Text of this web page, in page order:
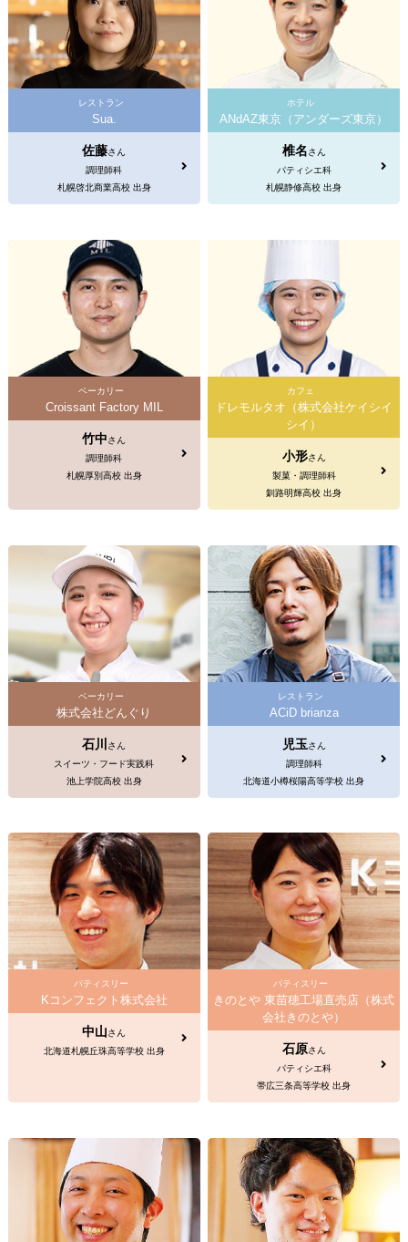
レストラン
Sua.
佐藤さん
調理師科
札幌啓北商業高校 出身
ホテル
ANdAZ東京（アンダーズ東京）
椎名さん
パティシエ科
札幌静修高校 出身
ベーカリー
Croissant Factory MIL
竹中さん
調理師科
札幌厚別高校 出身
カフェ
ドレモルタオ（株式会社ケイシイ
シイ）
小形さん
製菓・調理師科
釧路明輝高校 出身
ベーカリー
株式会社どんぐり
石川
さん
スイーツ・フード実践科
池上学院高校 出身
レストラン
ACiD brianza
児玉さん
調理師科
北海道小樽桜陽高等学校 出身
パティスリー
Kコンフェクト株式会社
中山さん
北海道札幌丘珠高等学校 出身
パティスリー
きのとや 東苗穂工場直売店（株式
会社きのとや）
石原さん
パティシエ科
帯広三条高等学校 出身